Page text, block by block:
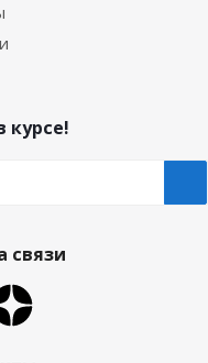
курсе!
связи